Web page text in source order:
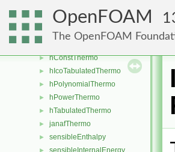
OpenFOAM
The OpenFOAM
► ePolynomialThermo
► ePowerThermo
►
► hConstThermo
► hIcoTabulatedThermo
► hPolynomialThermo
► hPowerThermo
► hTabulatedThermo
► janafThermo
► sensibleEnthalpy
sensibleInternalEnergy